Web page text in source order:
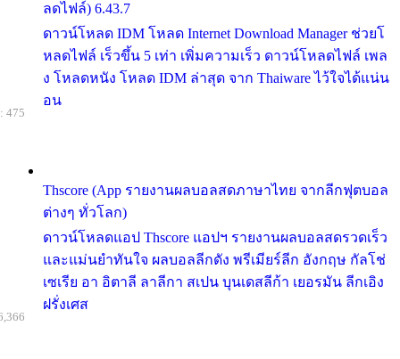
ลดไฟล์) 6.43.7
ดาวน์โหลด IDM โหลด Internet Download Manager ช่วยโ
หลดไฟล์ เร็วขึ้น 5 เท่า เพิ่มความเร็ว ดาวน์โหลดไฟล์ เพล
ง โหลดหนัง โหลด IDM ล่าสุด จาก Thaiware ไว้ใจได้แน่น
อน
Thscore (App รายงานผลบอลสดภาษาไทย จากลีกฟุตบอล
ต่างๆ ทั่วโลก)
ดาวน์โหลดแอป Thscore แอปฯ รายงานผลบอลสดรวดเร็ว
และแม่นยำทันใจ ผลบอลลีกดัง พรีเมียร์ลีก อังกฤษ กัลโช่
เซเรีย อา อิตาลี ลาลีกา สเปน บุนเดสลีก้า เยอรมัน ลีกเอิง
ฝรั่งเศส
475